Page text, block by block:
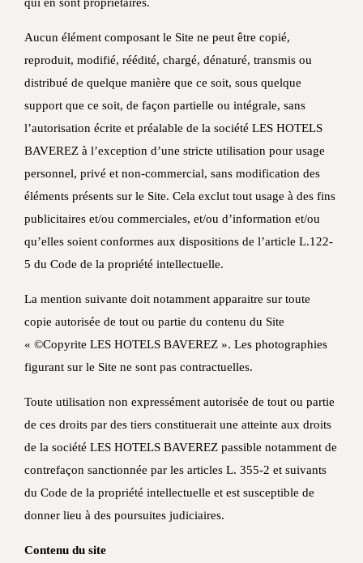
Aucun élément composant le Site ne peut être copié,
reproduit, modifié, réédité, chargé, dénaturé, transmis ou
distribué de quelque manière que ce soit, sous quelque
support que ce soit, de façon partielle ou intégrale, sans
l’autorisation écrite et préalable de la société LES HOTELS
BAVEREZ à l’exception d’une stricte utilisation pour usage
personnel, privé et non-commercial, sans modification des
éléments présents sur le Site. Cela exclut tout usage à des fins
publicitaires et/ou commerciales, et/ou d’information et/ou
qu’elles soient conformes aux dispositions de l’article L.122-
5 du Code de la propriété intellectuelle.
La mention suivante doit notamment apparaitre sur toute
copie autorisée de tout ou partie du contenu du Site
« ©Copyrite LES HOTELS BAVEREZ ». Les photographies
figurant sur le Site ne sont pas contractuelles.
Toute utilisation non expressément autorisée de tout ou partie
de ces droits par des tiers constituerait une atteinte aux droits
de la société LES HOTELS BAVEREZ passible notamment de
contrefaçon sanctionnée par les articles L. 355-2 et suivants
du Code de la propriété intellectuelle et est susceptible de
donner lieu à des poursuites judiciaires.
Contenu du site